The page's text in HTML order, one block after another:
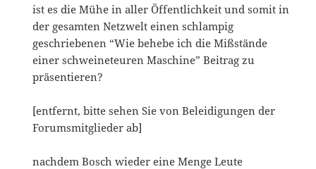
ist es die Mühe in aller Öffentlichkeit und somit in
der gesamten Netzwelt einen schlampig
geschriebenen “Wie behebe ich die Mißstände
einer schweineteuren Maschine” Beitrag zu
präsentieren?
[entfernt, bitte sehen Sie von Beleidigungen der
Forumsmitglieder ab]
nachdem Bosch wieder eine Menge Leute